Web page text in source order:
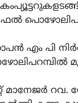
എം പി
മാനേജർ